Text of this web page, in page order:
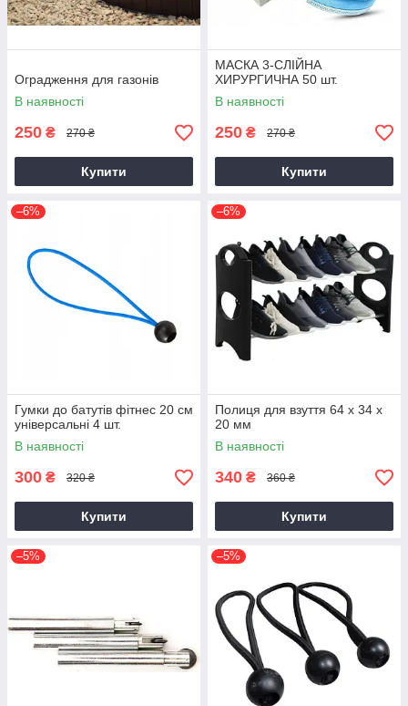
Оградження для газонів
В наявності
250 ₴ 270 ₴
Купити
МАСКА 3-СЛІЙНА
ХИРУРГИЧНА 50 шт.
В наявності
250 ₴ 270 ₴
Купити
–6%
Гумки до батутів фітнес 20 см
універсальні 4 шт.
В наявності
300 ₴ 320 ₴
Купити
–6%
Полиця для взуття 64 х 34 х
20 мм
В наявності
340 ₴ 360 ₴
Купити
–5% –5%